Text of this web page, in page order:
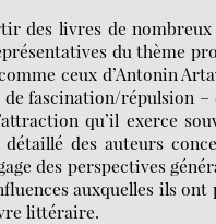
des livres de
du thème
ceux d’Antonin
fascination/répulsion –
qu’il exerce
des auteurs
des perspectives
auxquelles ils ont
littéraire.